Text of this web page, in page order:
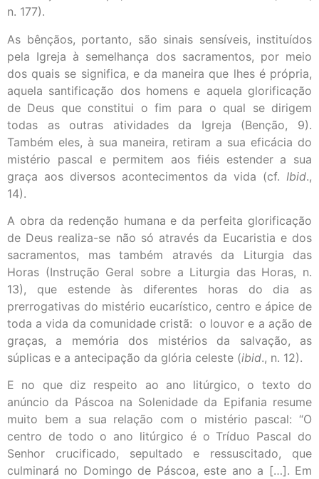
n. 177).
As bênçãos, portanto, são sinais sensíveis, instituídos
pela Igreja à semelhança dos sacramentos, por meio
dos quais se significa, e da maneira que lhes é própria,
aquela santificação dos homens e aquela glorificação
de Deus que constitui o fim para o qual se dirigem
todas as outras atividades da Igreja (Benção, 9).
Também eles, à sua maneira, retiram a sua eficácia do
mistério pascal e permitem aos fiéis estender a sua
graça aos diversos acontecimentos da vida (cf. Ibid.,
14).
A obra da redenção humana e da perfeita glorificação
de Deus realiza-se não só através da Eucaristia e dos
sacramentos, mas também através da Liturgia das
Horas (Instrução Geral sobre a Liturgia das Horas, n.
13), que estende às diferentes horas do dia as
prerrogativas do mistério eucarístico, centro e ápice de
toda a vida da comunidade cristã: o louvor e a ação de
graças, a memória dos mistérios da salvação, as
súplicas e a antecipação da glória celeste (ibid., n. 12).
E no que diz respeito ao ano litúrgico, o texto do
anúncio da Páscoa na Solenidade da Epifania resume
muito bem a sua relação com o mistério pascal: “O
centro de todo o ano litúrgico é o Tríduo Pascal do
Senhor crucificado, sepultado e ressuscitado, que
culminará no Domingo de Páscoa, este ano a […]. Em